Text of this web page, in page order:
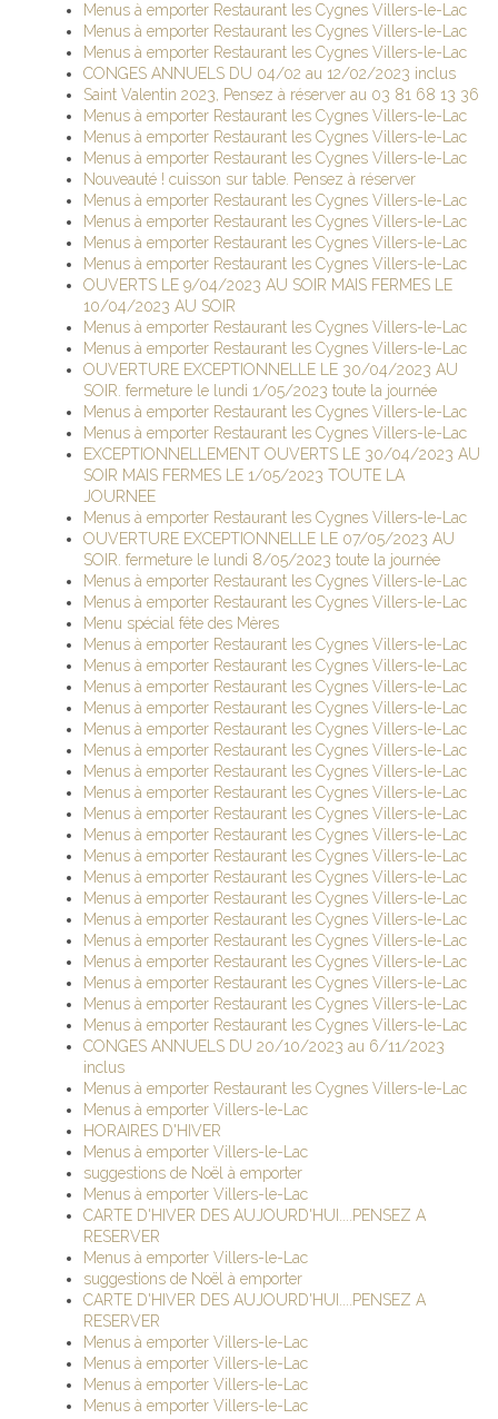
Menus à emporter Restaurant les Cygnes Villers-le-Lac
Menus à emporter Restaurant les Cygnes Villers-le-Lac
Menus à emporter Restaurant les Cygnes Villers-le-Lac
CONGES ANNUELS DU 04/02 au 12/02/2023 inclus
Saint Valentin 2023, Pensez à réserver au 03 81 68 13 36
Menus à emporter Restaurant les Cygnes Villers-le-Lac
Menus à emporter Restaurant les Cygnes Villers-le-Lac
Menus à emporter Restaurant les Cygnes Villers-le-Lac
Nouveauté ! cuisson sur table. Pensez à réserver
Menus à emporter Restaurant les Cygnes Villers-le-Lac
Menus à emporter Restaurant les Cygnes Villers-le-Lac
Menus à emporter Restaurant les Cygnes Villers-le-Lac
Menus à emporter Restaurant les Cygnes Villers-le-Lac
OUVERTS LE 9/04/2023 AU SOIR MAIS FERMES LE
10/04/2023 AU SOIR
Menus à emporter Restaurant les Cygnes Villers-le-Lac
Menus à emporter Restaurant les Cygnes Villers-le-Lac
OUVERTURE EXCEPTIONNELLE LE 30/04/2023 AU
SOIR. fermeture le lundi 1/05/2023 toute la journée
Menus à emporter Restaurant les Cygnes Villers-le-Lac
Menus à emporter Restaurant les Cygnes Villers-le-Lac
EXCEPTIONNELLEMENT OUVERTS LE 30/04/2023 AU
SOIR MAIS FERMES LE 1/05/2023 TOUTE LA
JOURNEE
Menus à emporter Restaurant les Cygnes Villers-le-Lac
OUVERTURE EXCEPTIONNELLE LE 07/05/2023 AU
SOIR. fermeture le lundi 8/05/2023 toute la journée
Menus à emporter Restaurant les Cygnes Villers-le-Lac
Menus à emporter Restaurant les Cygnes Villers-le-Lac
Menu spécial fête des Mères
Menus à emporter Restaurant les Cygnes Villers-le-Lac
Menus à emporter Restaurant les Cygnes Villers-le-Lac
Menus à emporter Restaurant les Cygnes Villers-le-Lac
Menus à emporter Restaurant les Cygnes Villers-le-Lac
Menus à emporter Restaurant les Cygnes Villers-le-Lac
Menus à emporter Restaurant les Cygnes Villers-le-Lac
Menus à emporter Restaurant les Cygnes Villers-le-Lac
Menus à emporter Restaurant les Cygnes Villers-le-Lac
Menus à emporter Restaurant les Cygnes Villers-le-Lac
Menus à emporter Restaurant les Cygnes Villers-le-Lac
Menus à emporter Restaurant les Cygnes Villers-le-Lac
Menus à emporter Restaurant les Cygnes Villers-le-Lac
Menus à emporter Restaurant les Cygnes Villers-le-Lac
Menus à emporter Restaurant les Cygnes Villers-le-Lac
Menus à emporter Restaurant les Cygnes Villers-le-Lac
Menus à emporter Restaurant les Cygnes Villers-le-Lac
Menus à emporter Restaurant les Cygnes Villers-le-Lac
Menus à emporter Restaurant les Cygnes Villers-le-Lac
Menus à emporter Restaurant les Cygnes Villers-le-Lac
CONGES ANNUELS DU 20/10/2023 au 6/11/2023
inclus
Menus à emporter Restaurant les Cygnes Villers-le-Lac
Menus à emporter Villers-le-Lac
HORAIRES D'HIVER
Menus à emporter Villers-le-Lac
suggestions de Noël à emporter
Menus à emporter Villers-le-Lac
CARTE D'HIVER DES AUJOURD'HUI....PENSEZ A
RESERVER
Menus à emporter Villers-le-Lac
suggestions de Noël à emporter
CARTE D'HIVER DES AUJOURD'HUI....PENSEZ A
RESERVER
Menus à emporter Villers-le-Lac
Menus à emporter Villers-le-Lac
Menus à emporter Villers-le-Lac
Menus à emporter Villers-le-Lac